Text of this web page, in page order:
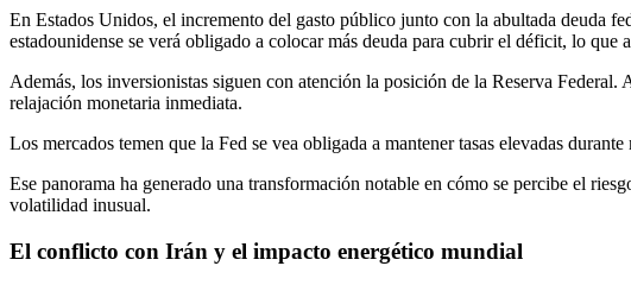
En Estados Unidos, el incremento del gasto público junto con la abultada deuda
estadounidense se verá obligado a colocar más deuda para cubrir el déficit, lo
Además, los inversionistas siguen con atención la posición de la Reserva
relajación monetaria inmediata.
Los mercados temen que la Fed se vea obligada a mantener tasas elevadas
Ese panorama ha generado una transformación notable en cómo se percibe el
volatilidad inusual.
El conflicto con Irán y el impacto energético mundial